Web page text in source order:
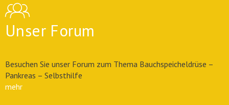
Unser Forum
Besuchen Sie unser Forum zum Thema Bauchspeicheldrüse –
Pankreas – Selbsthilfe
mehr